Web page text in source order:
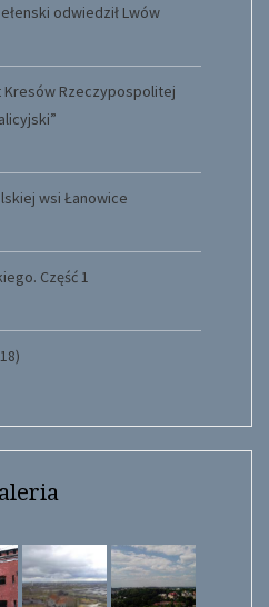
odwiedził Lwów
Rzeczypospolitej
wsi Łanowice
Część 1